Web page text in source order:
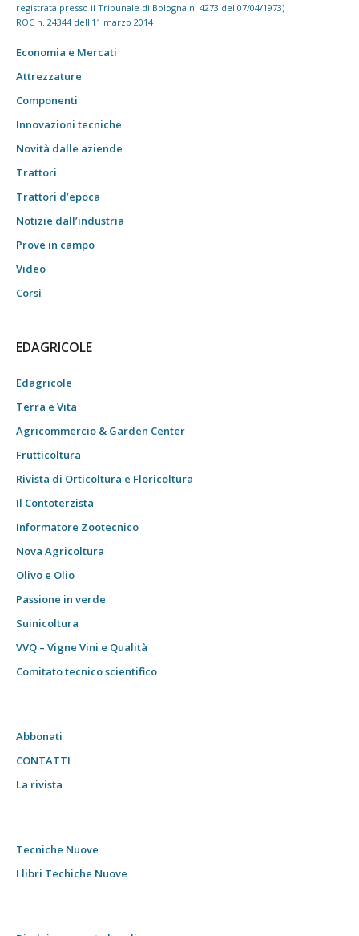
registrata presso il Tribunale di Bologna n. 4273 del 07/04/1973)
ROC n. 24344 dell'11 marzo 2014
Economia e Mercati
Attrezzature
Componenti
Innovazioni tecniche
Novità dalle aziende
Trattori
Trattori d’epoca
Notizie dall’industria
Prove in campo
Video
Corsi
EDAGRICOLE
Edagricole
Terra e Vita
Agricommercio & Garden Center
Frutticoltura
Rivista di Orticoltura e Floricoltura
Il Contoterzista
Informatore Zootecnico
Nova Agricoltura
Olivo e Olio
Passione in verde
Suinicoltura
VVQ – Vigne Vini e Qualità
Comitato tecnico scientifico
Abbonati
CONTATTI
La rivista
Tecniche Nuove
I libri Techiche Nuove